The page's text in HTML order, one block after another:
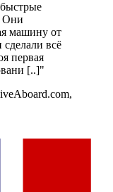
Они
машину от
сделали всё
первая
[..]"